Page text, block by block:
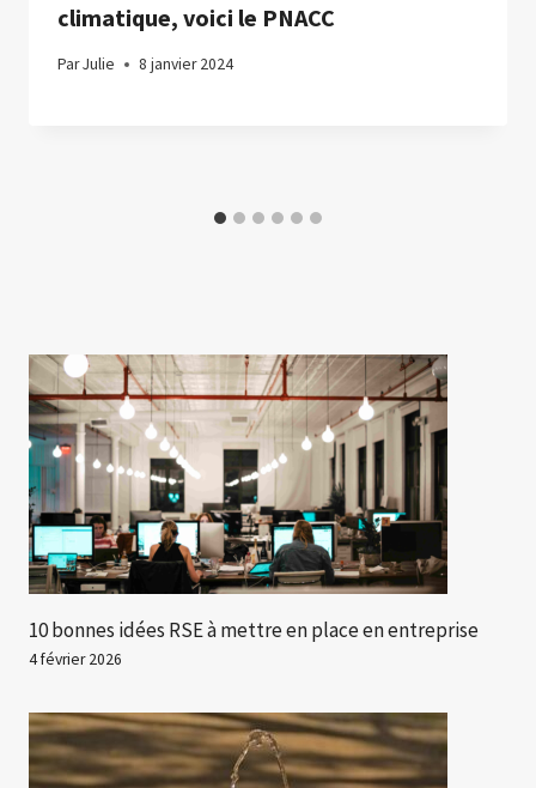
climatique, voici le PNACC
ParJulie 8 janvier 2024
10 bonnes idées RSE à mettre en place en entreprise
4 février 2026